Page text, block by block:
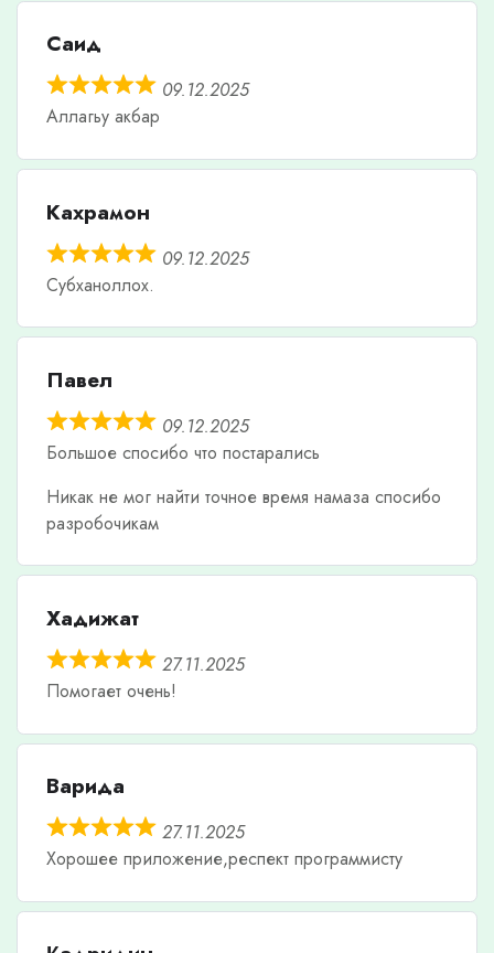
Саид
09.12.2025
Аллагьу акбар
Кахрамон
09.12.2025
Субханоллох.
Павел
09.12.2025
Большое спосибо что постарались
Никак не мог найти точное время намаза спосибо
разробочикам
Хадижат
27.11.2025
Помогает очень!
Варида
27.11.2025
Хорошее приложение,респект программисту